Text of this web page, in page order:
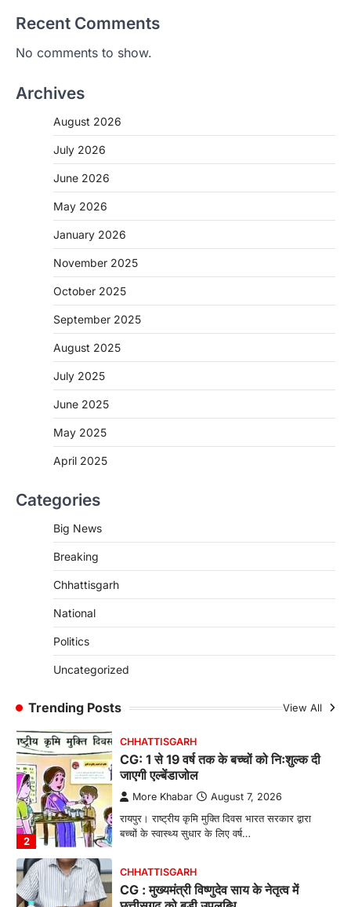
Recent Comments
No comments to show.
Archives
August 2026
July 2026
June 2026
May 2026
January 2026
November 2025
October 2025
September 2025
August 2025
July 2025
June 2025
May 2025
April 2025
Categories
Big News
Breaking
Chhattisgarh
National
Politics
Uncategorized
Trending Posts View All
CHHATTISGARH
CG: 1 से 19 वर्ष तक के बच्चों को निःशुल्क दी
जाएगी एल्बेंडाजोल
More Khabar August 7, 2026
रायपुर। राष्ट्रीय कृमि मुक्ति दिवस भारत सरकार द्वारा
CHHATTISGARH
जशपुर जिले की 5 माह की मासूम…
CG: छिपली की दीदियों का कमाल, बकरी
बनाने की दिशा में जिले के नगरी…
2
CHHATTISGARH
CG: 1 से 19 वर्ष तक के बच्चों को निःशुल्क दी
जाएगी एल्बेंडाजोल
More Khabar August 7, 2026
रायपुर। राष्ट्रीय कृमि मुक्ति दिवस भारत सरकार द्वारा
बच्चों के स्वास्थ्य सुधार के लिए वर्ष…
CHHATTISGARH
CG : मुख्यमंत्री विष्णुदेव साय के नेतृत्व में